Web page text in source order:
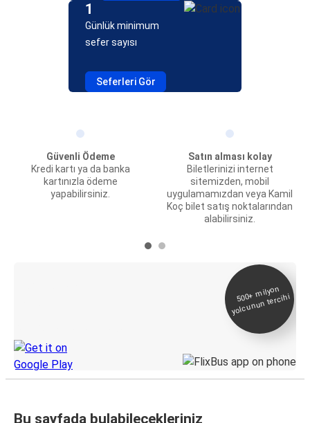
1
Günlük minimum
sefer sayısı
Seferleri Gör
Güvenli Ödeme
Kredi kartı ya da banka
kartınızla ödeme
yapabilirsiniz.
Satın alması kolay
Biletlerinizi internet
sitemizden, mobil
uygulamamızdan veya Kamil
Koç bilet satış noktalarından
alabilirsiniz.
500+
milyon
yolcunun tercihi
Bu sayfada bulabilecekleriniz